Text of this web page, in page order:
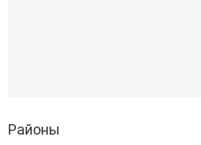
Районы